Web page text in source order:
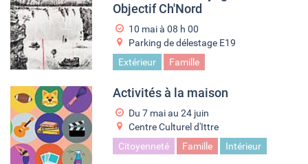
Objectif Ch'Nord
10 mai à 08 h 00
Parking de délestage E19
Extérieur
Famille
Activités à la maison
Du 7 mai au 24 juin
Centre Culturel d'Ittre
Citoyenneté
Famille Intérieur